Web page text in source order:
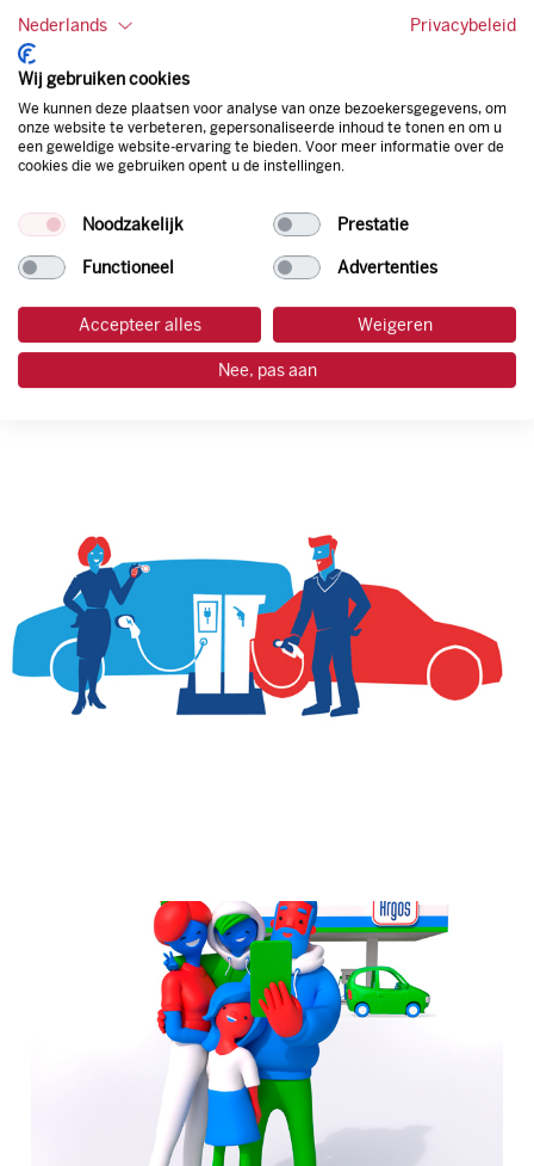
Onze tankpas is super flexibel, zo geniet je van het gemak
van een flexibele limiet, zit je niet vast aan een contract en
bepaal je zelf of er wel of geen andere producten dan
brandstof mee betaalt kunnen worden.
Bovendien profiteer je altijd van een gegarandeerde
korting. Mocht de pompprijs toch lager zijn dan betaal je
van de laagste prijs.
laadpas aanvragen
Nederlands Privacybeleid
Wij gebruiken cookies
We kunnen deze plaatsen voor analyse van onze bezoekersgegevens, om
onze website te verbeteren, gepersonaliseerde inhoud te tonen en om u
een geweldige website-ervaring te bieden. Voor meer informatie over de
cookies die we gebruiken opent u de instellingen.
Noodzakelijk Prestatie
Functioneel Advertenties
Accepteer alles Weigeren
Nee, pas aan